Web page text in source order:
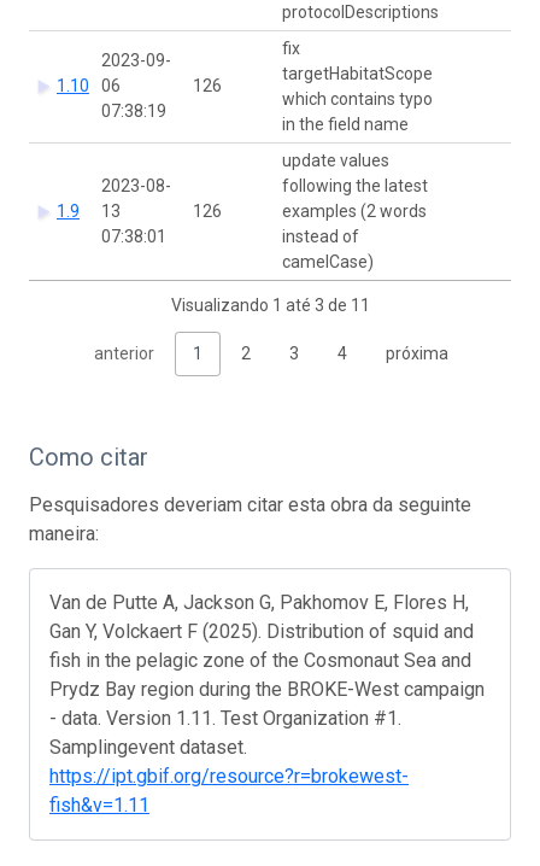
protocolDescriptions
1.10
2023-09-
06
07:38:19
126
fix
targetHabitatScope
which contains typo
in the field name
1.9
2023-08-
13
07:38:01
126
update values
following the latest
examples (2 words
instead of
camelCase)
Visualizando 1 até 3 de 11
anterior 1 2 3 4 próxima
Como citar
Pesquisadores deveriam citar esta obra da seguinte
maneira:
Van de Putte A, Jackson G, Pakhomov E, Flores H,
Gan Y, Volckaert F (2025). Distribution of squid and
fish in the pelagic zone of the Cosmonaut Sea and
Prydz Bay region during the BROKE-West campaign
- data. Version 1.11. Test Organization #1.
Samplingevent dataset.
https://ipt.gbif.org/resource?r=brokewest-
fish&v=1.11